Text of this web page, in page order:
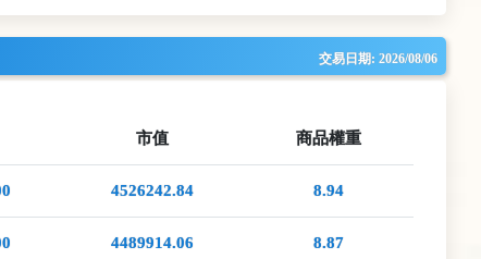
交易日期: 2026/08/06
市值 商品權重
4526242.84 8.94
4489914.06 8.87